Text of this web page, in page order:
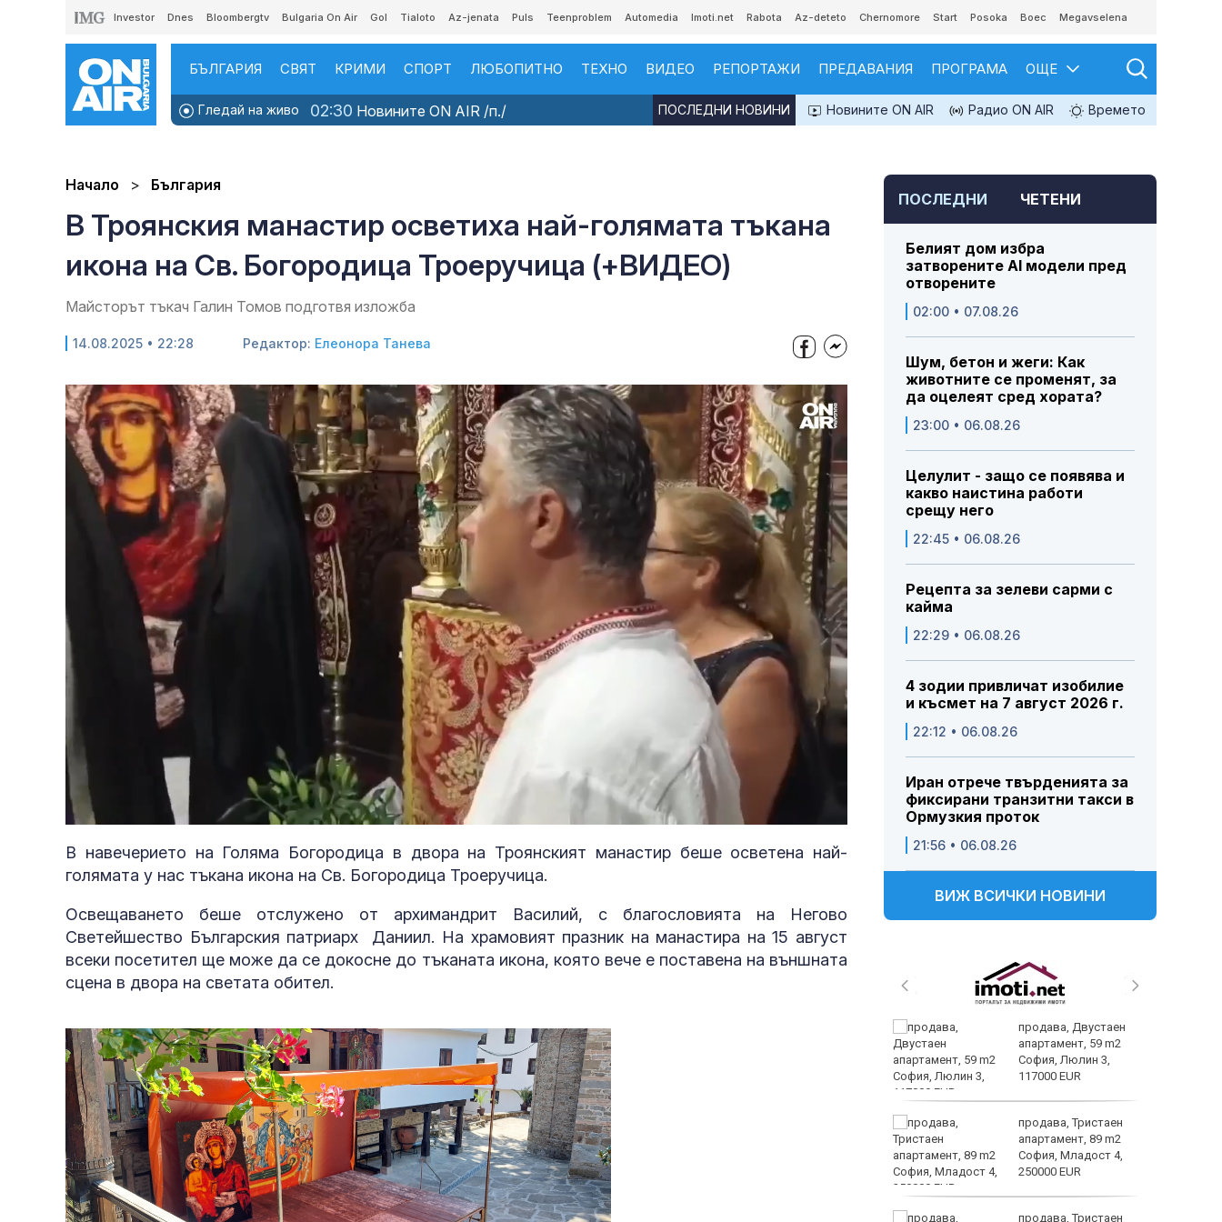
Investor Dnes Bloombergtv Bulgaria On Air Gol Tialoto Az-jenata Puls Teenproblem Automedia Imoti.net Rabota Az-deteto Chernomore Start Posoka Boec Megavselena
БЪЛГАРИЯ СВЯТ КРИМИ СПОРТ ЛЮБОПИТНО ТЕХНО ВИДЕО РЕПОРТАЖИ ПРЕДАВАНИЯ ПРОГРАМА ОЩЕ
Гледай на живо 02:30 Новините ON AIR /п./ Новините ON AIR Радио ON AIR Времето
ПОСЛЕДНИ НОВИНИ
Начало България
В Троянския манастир осветиха най-голямата тъкана
икона на Св. Богородица Троеручица (+ВИДЕО)
Майсторът тъкач Галин Томов подготвя изложба
14.08.2025 • 22:28 Редактор: Елеонора Танева
Loaded
20.80%
В навечерието на Голяма Богородица в двора на Троянският манастир беше осветена най-
голямата у нас тъкана икона на Св. Богородица Троеручица.
Освещаването беше отслужено от архимандрит Василий, с благословията на Негово
Светейшество Българския патриарх Даниил. На храмовият празник на манастира на 15 август
всеки посетител ще може да се докосне до тъканата икона, която вече е поставена на външната
сцена в двора на светата обител.
ПОСЛЕДНИ ЧЕТЕНИ
Белият дом избра
затворените AI модели пред
отворените
02:00 • 07.08.26
Шум, бетон и жеги: Как
животните се променят, за
да оцелеят сред хората?
23:00 • 06.08.26
Целулит - защо се появява и
какво наистина работи
срещу него
22:45 • 06.08.26
Рецепта за зелеви сарми с
кайма
22:29 • 06.08.26
4 зодии привличат изобилие
и късмет на 7 август 2026 г.
22:12 • 06.08.26
Иран отрече твърденията за
фиксирани транзитни такси в
Ормузкия проток
21:56 • 06.08.26
ВИЖ ВСИЧКИ НОВИНИ
За наказание: Пратиха
в “месомелачката”
руски войник облечен
в рокля (ВИДЕО 16+)
Китай тества Z-10 за
опасни мисии:
щурмовите
хеликоптери тренират
полети под радара
Как войните между
продава, Двустаен
апартамент, 59 m2
София, Люлин 3,
117000 EUR
продава, Тристаен
апартамент, 89 m2
София, Младост 4,
250000 EUR
продава, Тристаен